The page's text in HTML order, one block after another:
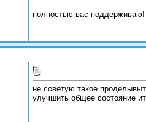
полностью вас поддерживаю!
не советую такое
улучшить общее состояние